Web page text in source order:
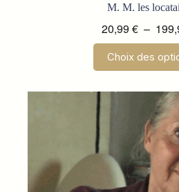
M. M. les
20,99€ –
Choix des
a
Les
options
être
sur
la